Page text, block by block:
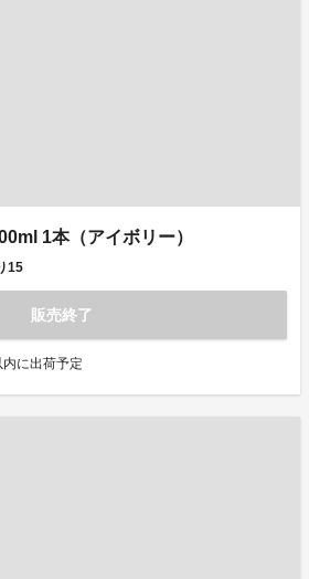
1本（アイボリー）
15
販売終了
に出荷予定